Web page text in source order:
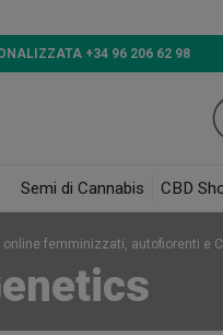
+34 96 206 62 98
Semi di Cannabis CBD
femminizzati, autofiorenti e